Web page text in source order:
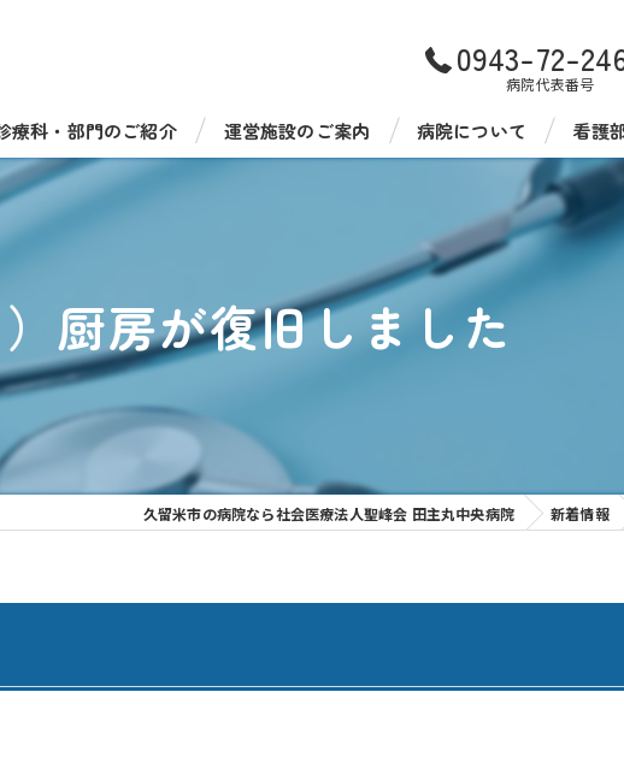
0943-72-
病院代表番号
療科・部門のご紹介
合診療科（一般内科）
化器内科
神経内科
呼吸器内科
糖尿病・内分泌内科
運営施設のご案内
健康診断・人間ドック
介護老人保健施設 サンライフ聖峰
通所リハビリテーション パワーデイケア 燦ふらわー
通所リハビリ デイケアセンター ひまわり
病院について 看護
看護
厨房が復旧しました
久留米市の病院なら社会医療法人聖峰会 田主丸中央病院 新着情報